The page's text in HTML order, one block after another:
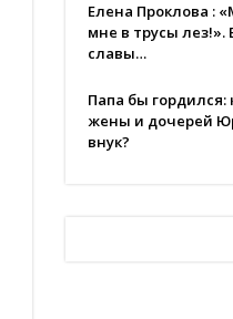
Елена Проклова :
мне в трусы лез!».
славы…
Папа бы гордился:
жены и дочерей
внук?